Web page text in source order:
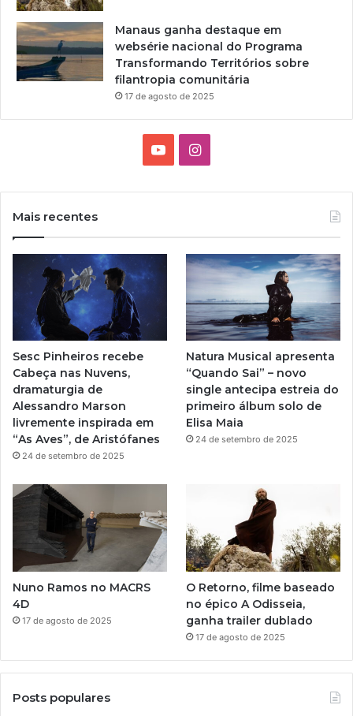
Manaus ganha destaque em
websérie nacional do Programa
Transformando Territórios sobre
filantropia comunitária
17 de agosto de 2025
e
I
g
r
a
m
Mais recentes
Sesc Pinheiros recebe
Cabeça nas Nuvens,
dramaturgia de
Alessandro Marson
livremente inspirada em
“As Aves”, de Aristófanes
24 de setembro de 2025
Natura Musical apresenta
“Quando Sai” – novo
single antecipa estreia do
primeiro álbum solo de
Elisa Maia
24 de setembro de 2025
Nuno Ramos no MACRS
4D
17 de agosto de 2025
O Retorno, filme baseado
no épico A Odisseia,
ganha trailer dublado
17 de agosto de 2025
Posts populares